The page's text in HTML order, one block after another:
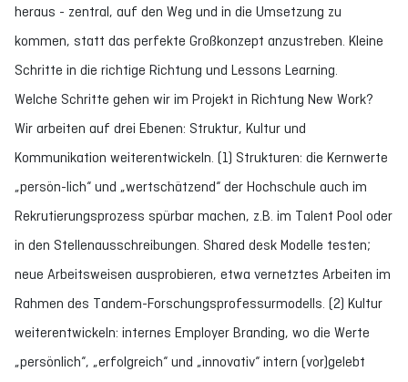
heraus - zentral, auf den Weg und in die Umsetzung zu
kommen, statt das perfekte Großkonzept anzustreben. Kleine
Schritte in die richtige Richtung und Lessons Learning.
Welche Schritte gehen wir im Projekt in Richtung New Work?
Wir arbeiten auf drei Ebenen: Struktur, Kultur und
Kommunikation weiterentwickeln. (1) Strukturen: die Kernwerte
„persön-lich“ und „wertschätzend“ der Hochschule auch im
Rekrutierungsprozess spürbar machen, z.B. im Talent Pool oder
in den Stellenausschreibungen. Shared desk Modelle testen;
neue Arbeitsweisen ausprobieren, etwa vernetztes Arbeiten im
Rahmen des Tandem-Forschungsprofessurmodells. (2) Kultur
weiterentwickeln: internes Employer Branding, wo die Werte
„persönlich“, „erfolgreich“ und „innovativ“ intern (vor)gelebt